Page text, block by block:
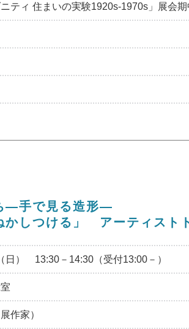
ティ 住まいの実験1920s-1970s」展会
―手で見る造形―
かしつける」 アーティスト
日） 13:30－14:30（受付13:00－）
作家）